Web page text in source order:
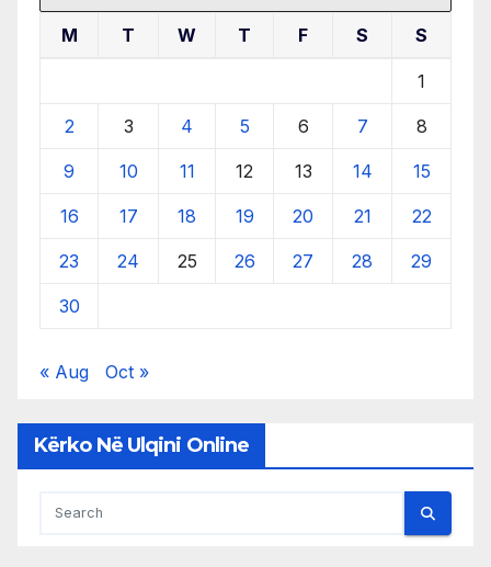
M T W T F S S
1
2 3 4 5 6 7 8
9 10 11 12 13 14 15
16 17 18 19 20 21 22
23 24 25 26 27 28 29
30
« Aug Oct »
Kërko Në Ulqini Online